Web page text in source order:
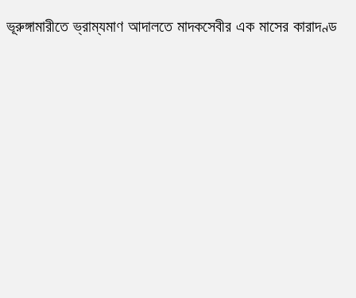
ভূরুঙ্গামারীতে ভ্রাম্যমাণ আদালতে মাদকসেবীর এক মাসের কারাদণ্ড